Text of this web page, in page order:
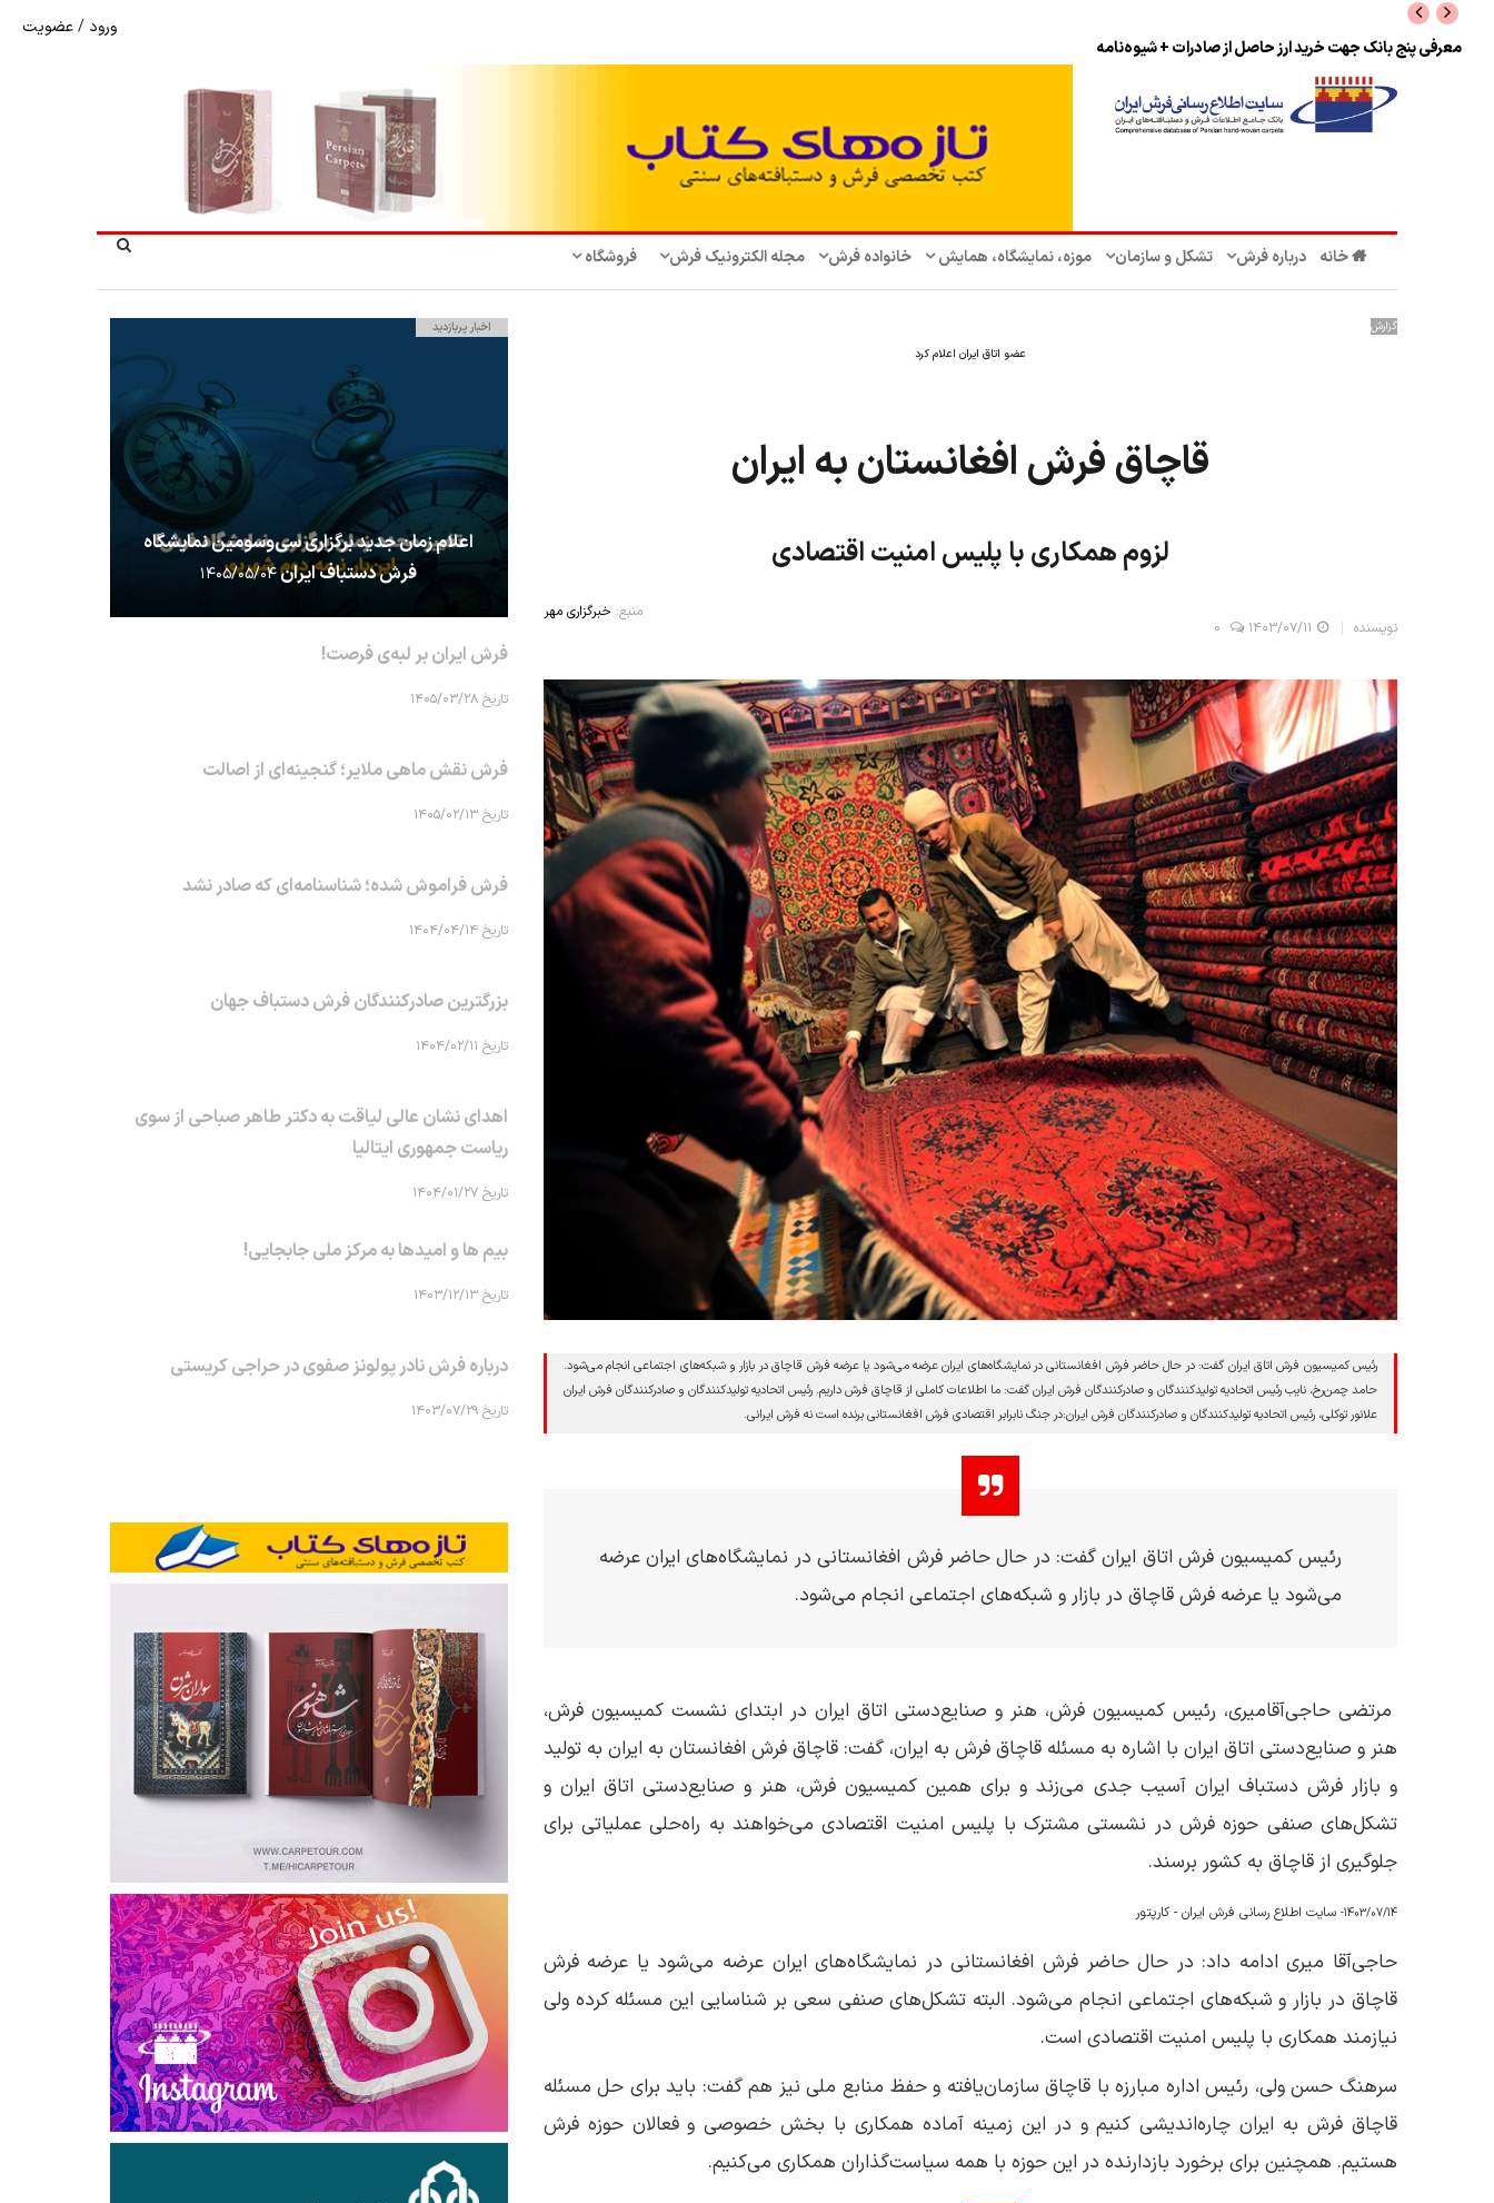
نرخ بازگشت ارز حاصل از صادرات + تکمیلی
ورود /عضویت
خانه درباره فرش تشکل‌ و سازمان‌ موزه، نمایشگاه، همایش‌ خانواده فرش مجله الکترونیک فرش فروشگاه
گزارش
عضو اتاق ایران اعلام کرد
قاچاق فرش افغانستان به ایران
لزوم همکاری با پلیس امنیت اقتصادی
نویسنده ۱۴۰۳/۰۷/۱۱ 0
منبع: خبرگزاری مهر
رئیس کمیسیون فرش اتاق ایران گفت: در حال حاضر فرش افغانستانی در نمایشگاه‌های ایران عرضه می‌شود یا عرضه فرش قاچاق در بازار و شبکه‌های اجتماعی انجام می‌شود.
حامد چمن‌رخ، نایب رئیس اتحادیه تولیدکنندگان و صادرکنندگان فرش ایران گفت: ما اطلاعات کاملی از قاچاق فرش داریم. رئیس اتحادیه تولیدکنندگان و صادرکنندگان فرش ایران
علانور توکلی، رئیس اتحادیه تولیدکنندگان و صادرکنندگان فرش ایران:در جنگ نابرابر اقتصادی فرش افغانستانی برنده است نه فرش ایرانی.
رئیس کمیسیون فرش اتاق ایران گفت: در حال حاضر فرش افغانستانی در نمایشگاه‌های ایران عرضه
می‌شود یا عرضه فرش قاچاق در بازار و شبکه‌های اجتماعی انجام می‌شود.
مرتضی حاجی‌آقامیری، رئیس کمیسیون فرش، هنر و صنایع‌دستی اتاق ایران در ابتدای نشست کمیسیون فرش،
هنر و صنایع‌دستی اتاق ایران با اشاره به مسئله قاچاق فرش به ایران، گفت: قاچاق فرش افغانستان به ایران به تولید
و بازار فرش دستباف ایران آسیب جدی می‌زند و برای همین کمیسیون فرش، هنر و صنایع‌دستی اتاق ایران و
تشکل‌های صنفی حوزه فرش در نشستی مشترک با پلیس امنیت اقتصادی می‌خواهند به راه‌حلی عملیاتی برای
جلوگیری از قاچاق به کشور برسند.
1403/07/14- سایت اطلاع رسانی فرش ایران - کارپتور
حاجی‌آقا میری ادامه داد: در حال حاضر فرش افغانستانی در نمایشگاه‌های ایران عرضه می‌شود یا عرضه فرش
قاچاق در بازار و شبکه‌های اجتماعی انجام می‌شود. البته تشکل‌های صنفی سعی بر شناسایی این مسئله کرده ولی
نیازمند همکاری با پلیس امنیت اقتصادی است.
سرهنگ حسن ولی، رئیس اداره مبارزه با قاچاق سازمان‌یافته و حفظ منابع ملی نیز هم گفت: باید برای حل مسئله
قاچاق فرش به ایران چاره‌اندیشی کنیم و در این زمینه آماده همکاری با بخش خصوصی و فعالان حوزه فرش
هستیم. همچنین برای برخورد بازدارنده در این حوزه با همه سیاست‌گذاران همکاری می‌کنیم.
اخبار پربازدید
اعلام زمان جدید برگزاری سی‌وسومین نمایشگاه
فرش دستباف ایران۱۴۰۵/۰۵/۰۴
فرش ایران بر لبه‌ی فرصت!
تاریخ ۱۴۰۵/۰۳/۲۸
فرش نقش ماهی‌ ملایر؛ گنجینه‌ای از اصالت
تاریخ ۱۴۰۵/۰۲/۱۳
فرش فراموش شده؛ شناسنامه‌ای که صادر نشد
تاریخ ۱۴۰۴/۰۴/۱۴
بزرگترین صادرکنندگان فرش دستباف جهان
تاریخ ۱۴۰۴/۰۲/۱۱
اهدای نشان عالی لیاقت به دکتر طاهر صباحی از سوی
ریاست جمهوری ایتالیا
تاریخ ۱۴۰۴/۰۱/۲۷
بیم ها و امیدها به مرکز ملی جابجایی!
تاریخ ۱۴۰۳/۱۲/۱۳
درباره فرش نادر پولونز صفوی در حراجی کریستی
تاریخ ۱۴۰۳/۰۷/۲۹